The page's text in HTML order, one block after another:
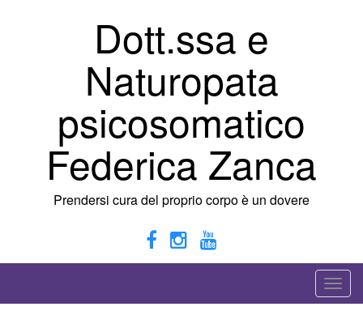
Dott.ssa e
Naturopata
psicosomatico
Federica Zanca
Prendersi cura del proprio corpo è un dovere
A
t